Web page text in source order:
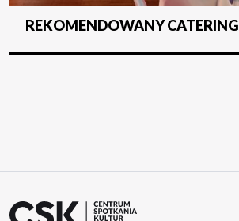
REKOMENDOWANY CATERING